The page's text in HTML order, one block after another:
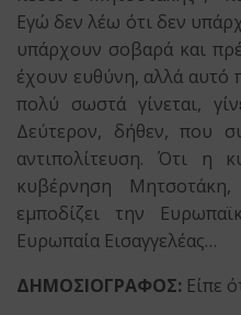
Εγώ δεν λέω ότι δεν
υπάρχουν σοβαρά και
έχουν ευθύνη, αλλά αυτό
πολύ σωστά γίνεται,
Δεύτερον, δήθεν, που
αντιπολίτευση. Ότι η
κυβέρνηση Μητσοτάκη,
εμποδίζει την
Ευρωπαία Εισαγγελέας…
ΔΗΜΟΣΙΟΓΡΑΦΟΣ: Είπε